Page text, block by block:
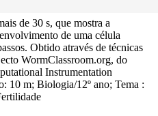
de 30 s, que mostra a
de uma célula
Obtido através de técnicas
WormClassroom.org, do
Instrumentation
10 m; Biologia/12º ano; Tema :